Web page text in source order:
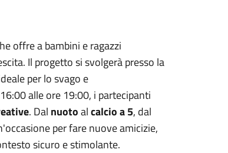
offre a bambini e ragazzi
Il progetto si svolgerà presso la
per lo svago e
alle ore 19:00, i partecipanti
. Dal nuotoalcalcio a 5, dal
per fare nuove amicizie,
sicuro e stimolante.